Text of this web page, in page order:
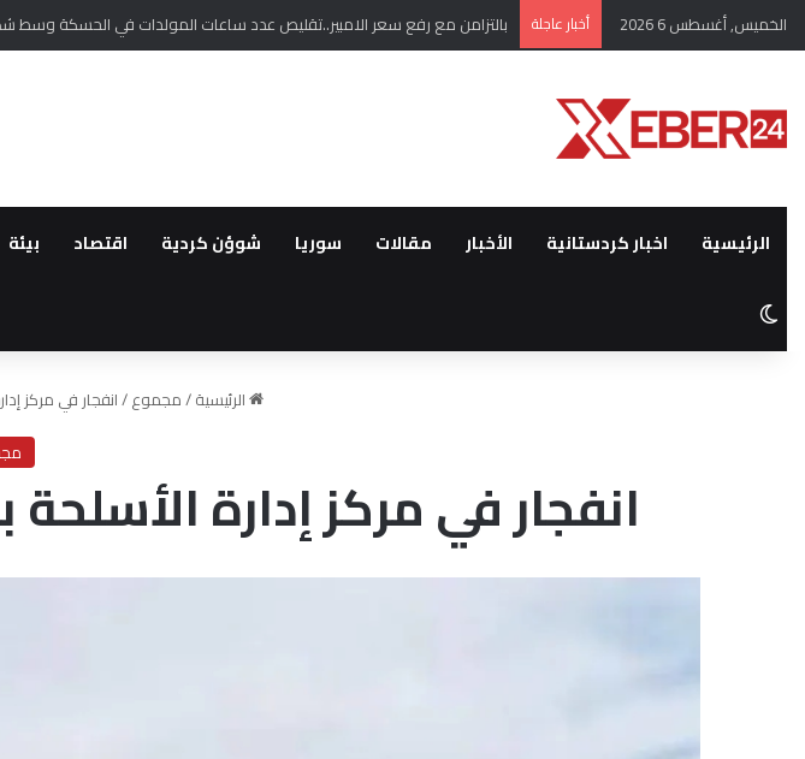
الخميس, أغسطس 6 2026 أخبار عاجلة بالتزامن مع رفع سعر الامبير..تقليص عدد ساعات المولدات في الحسكة وسط
الرئيسية اخبار كردستانية الأخبار مقالات سوريا شوؤن كردية اقتصاد بيئة
الوضع المظلم
الرئيسية/مجموع/انفجار في مركز
انفجار في مركز إدارة